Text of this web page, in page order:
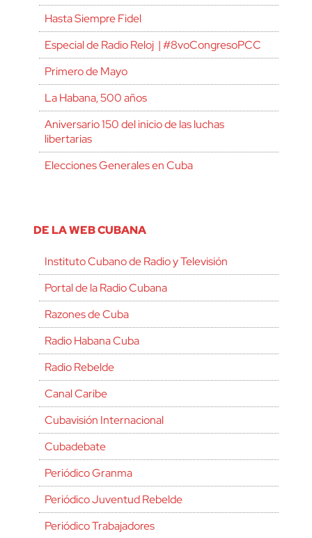
Hasta Siempre Fidel
Especial de Radio Reloj | #8voCongresoPCC
Primero de Mayo
La Habana, 500 años
Aniversario 150 del inicio de las luchas
libertarias
Elecciones Generales en Cuba
DE LA WEB CUBANA
Instituto Cubano de Radio y Televisión
Portal de la Radio Cubana
Razones de Cuba
Radio Habana Cuba
Radio Rebelde
Canal Caribe
Cubavisión Internacional
Cubadebate
Periódico Granma
Periódico Juventud Rebelde
Periódico Trabajadores